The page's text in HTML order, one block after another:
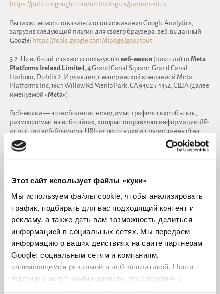
Этот сайт использует файлы «куки»
Мы используем файлы cookie, чтобы анализировать
трафик, подбирать для вас подходящий контент и
рекламу, а также дать вам возможность делиться
информацией в социальных сетях. Мы передаем
информацию о ваших действиях на сайте партнерам
Google: социальным сетям и компаниям,
занимающимся рекламой и веб-аналитикой. Наши
партнеры могут комбинировать эти сведения с
https://policies.google.com/technologies/partner-sites.
Вы также можете отказаться от отслеживания Google Analytics,
загрузив следующий плагин для своего браузера. веб, выданный
Google: https://tools.google.com/dlpage/gaoptout.
3.2. На веб-сайте также используются веб-маяки (пиксели) отMeta
Platforms Ireland Limited, 4 Grand Canal Square, Grand Canal
Harbour, Dublin 2, Ирландия, с материнской компанией Meta
Platforms Inc, 1601 Willow Rd Menlo Park, CA 94025-1452, США (далее
именуемой «Meta»).
Веб-маяки — это небольшие невидимые графические объекты,
размещаемые на веб-сайтах, которые отправляют информацию (IP-
адрес, тип веб-браузера, URL-адрес ссылки и другие данные) на
метасерверы. Мы используем эти маяки (пиксели) для
отслеживания и анализа поведения пользователей на нашем веб-
при входе в систему и посещении платформ Meta или других
партнерских веб-сайтов.
Meta — компания, сертифицированная в соответствии с Рамочной
программой защиты данных ЕС-США, что гарантирует законность
передачи персональных данных Meta и ее субподрядчикам в
США.
Дополнительную информацию о том, как Meta обрабатывает ваши
персональные данные, можно найти по следующему адресу:
https://www.facebook.com/privacy/policy/